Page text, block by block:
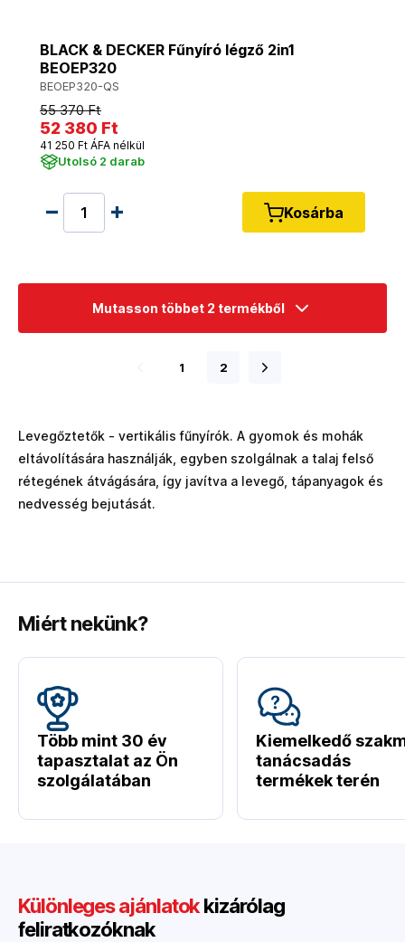
BLACK & DECKER Fűnyíró légző 2in1
BEOEP320
BEOEP320-QS
55 370 Ft
52 380 Ft
41 250 Ft ÁFA nélkül
Utolsó 2 darab
Kosárba
Mutasson többet 2 termékből
1 2
Levegőztetők - vertikális fűnyírók. A gyomok és mohák
eltávolítására használják, egyben szolgálnak a talaj felső
rétegének átvágására, így javítva a levegő, tápanyagok és
nedvesség bejutását.
Miért nekünk?
Több mint 30 év
tapasztalat az Ön
szolgálatában
Kiemelkedő
tanácsadás
termékek terén
Különleges ajánlatokkizárólag
feliratkozóknak